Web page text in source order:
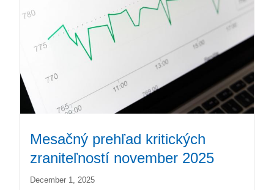
Mesačný prehľad kritických
zraniteľností november 2025
December 1, 2025